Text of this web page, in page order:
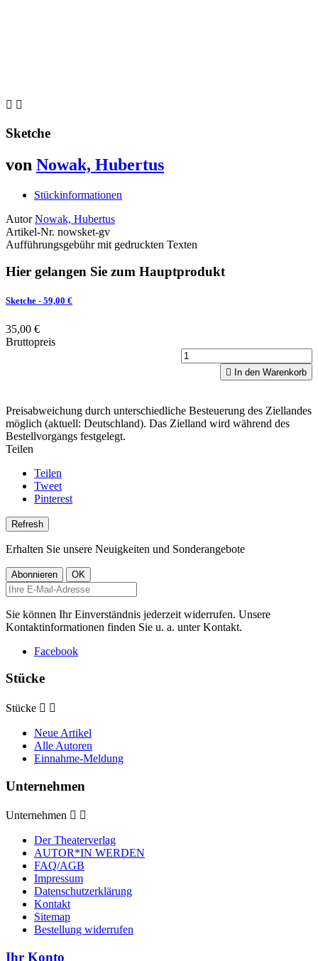
 
Sketche
von Nowak, Hubertus
Stückinformationen
Autor Nowak, Hubertus
Artikel-Nr. nowsket-gv
Aufführungsgebühr mit gedruckten Texten
Hier gelangen Sie zum Hauptprodukt
Sketche - 59,00 €
35,00 €
Bruttopreis
 In den Warenkorb
Preisabweichung durch unterschiedliche Besteuerung des Ziellandes
möglich (aktuell: Deutschland). Das Zielland wird während des
Bestellvorgangs festgelegt.
Teilen
Teilen
Tweet
Pinterest
Erhalten Sie unsere Neuigkeiten und Sonderangebote
Sie können Ihr Einverständnis jederzeit widerrufen. Unsere
Kontaktinformationen finden Sie u. a. unter Kontakt.
Facebook
Stücke
Stücke  
Neue Artikel
Alle Autoren
Einnahme-Meldung
Unternehmen
Unternehmen  
Der Theaterverlag
AUTOR*IN WERDEN
FAQ/AGB
Impressum
Datenschutzerklärung
Kontakt
Sitemap
Bestellung widerrufen
Ihr Konto